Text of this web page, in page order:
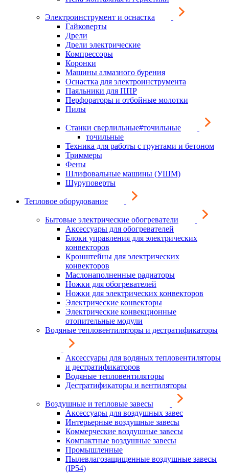
Электроинструмент и оснастка
Гайковерты
Дрели
Дрели электрические
Компрессоры
Коронки
Машины алмазного бурения
Оснастка для электроинструмента
Паяльники для ППР
Перфораторы и отбойные молотки
Пилы
Станки сверлильные#точильные
точильные
Техника для работы с грунтами и бетоном
Триммеры
Фены
Шлифовальные машины (УШМ)
Шуруповерты
Тепловое оборудование
Бытовые электрические обогреватели
Аксессуары для обогревателей
Блоки управления для электрических
конвекторов
Кронштейны для электрических
конвекторов
Маслонаполненные радиаторы
Ножки для обогревателей
Ножки для электрических конвекторов
Электрические конвекторы
Электрические конвекционные
отопительные модули
Водяные тепловентиляторы и дестратификаторы
Аксессуары для водяных тепловентиляторы
и дестратификаторов
Водяные тепловентиляторы
Дестратификаторы и вентиляторы
Воздушные и тепловые завесы
Аксессуары для воздушных завес
Интерьерные воздушные завесы
Коммерческие воздушные завесы
Компактные воздушные завесы
Промышленные
Пылевлагозащищенные воздушные завесы
(IP54)